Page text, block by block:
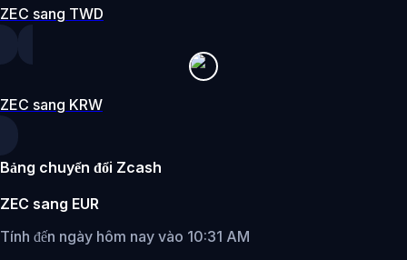
ZEC sang TWD
ZEC sang KRW
Bảng chuyển đổi Zcash
ZEC sang EUR
Tính đến ngày hôm nay vào 10:31 AM